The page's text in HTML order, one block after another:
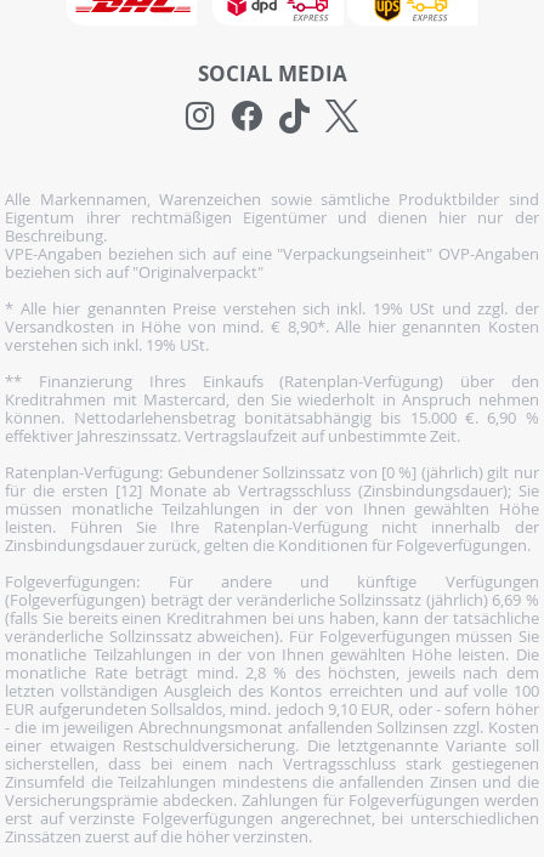
SOCIAL MEDIA
Alle Markennamen, Warenzeichen sowie sämtliche Produktbilder sind
Eigentum ihrer rechtmäßigen Eigentümer und dienen hier nur der
Beschreibung.
VPE-Angaben beziehen sich auf eine "Verpackungseinheit" OVP-Angaben
beziehen sich auf "Originalverpackt"
* Alle hier genannten Preise verstehen sich inkl. 19% USt und zzgl. der
Versandkosten in Höhe von mind. € 8,90*. Alle hier genannten Kosten
verstehen sich inkl. 19% USt.
** Finanzierung Ihres Einkaufs (Ratenplan-Verfügung) über den
Kreditrahmen mit Mastercard, den Sie wiederholt in Anspruch nehmen
können. Nettodarlehensbetrag bonitätsabhängig bis 15.000 €. 6,90 %
effektiver Jahreszinssatz. Vertragslaufzeit auf unbestimmte Zeit.
Ratenplan-Verfügung: Gebundener Sollzinssatz von [0 %] (jährlich) gilt nur
für die ersten [12] Monate ab Vertragsschluss (Zinsbindungsdauer); Sie
müssen monatliche Teilzahlungen in der von Ihnen gewählten Höhe
leisten. Führen Sie Ihre Ratenplan-Verfügung nicht innerhalb der
Zinsbindungsdauer zurück, gelten die Konditionen für Folgeverfügungen.
Folgeverfügungen: Für andere und künftige Verfügungen
(Folgeverfügungen) beträgt der veränderliche Sollzinssatz (jährlich) 6,69 %
(falls Sie bereits einen Kreditrahmen bei uns haben, kann der tatsächliche
veränderliche Sollzinssatz abweichen). Für Folgeverfügungen müssen Sie
monatliche Teilzahlungen in der von Ihnen gewählten Höhe leisten. Die
monatliche Rate beträgt mind. 2,8 % des höchsten, jeweils nach dem
letzten vollständigen Ausgleich des Kontos erreichten und auf volle 100
EUR aufgerundeten Sollsaldos, mind. jedoch 9,10 EUR, oder - sofern höher
- die im jeweiligen Abrechnungsmonat anfallenden Sollzinsen zzgl. Kosten
einer etwaigen Restschuldversicherung. Die letztgenannte Variante soll
sicherstellen, dass bei einem nach Vertragsschluss stark gestiegenen
Zinsumfeld die Teilzahlungen mindestens die anfallenden Zinsen und die
Versicherungsprämie abdecken. Zahlungen für Folgeverfügungen werden
erst auf verzinste Folgeverfügungen angerechnet, bei unterschiedlichen
Zinssätzen zuerst auf die höher verzinsten.